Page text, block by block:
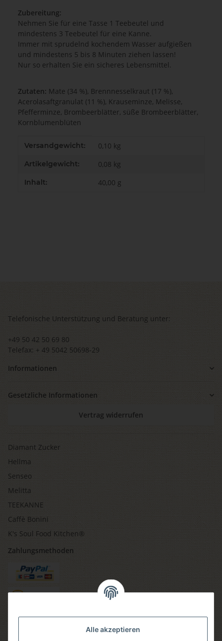
Alle akzeptieren
Zubereitung:
Nehmen Sie für eine Tasse 1 Teebeutel und
mindestens 3 Teebeutel für eine Kanne.
Immer mit sprudelnd kochendem Wasser aufgießen
und mindestens 5 bis 8 Minuten ziehen lassen!
Nur so erhalten Sie ein sicheres Lebensmittel.
Zutaten: Mate (34 %), Brennnesselkraut (17 %),
Acerolasaftgranulat (11 %), Krauseminze, Melisse,
Pfefferminze, Brombeerblätter, süße Brombeerblätter,
Kornblumenblüten
Produkteigenschaft
Wert
Versandgewicht: 0,10 kg
Artikelgewicht: 0,08 kg
Inhalt: 40,00 g
Telefonische Unterstützung und Beratung unter:
+49 50 42 50 69 80
Telefax: + 49 5042 50698-29
Informationen
Gesetzliche Informationen
Vertrag widerrufen
Diamant Zucker
Hellma
Senseo
Melitta
TEEKANNE
Caffè Bonini
K's Soul Food Kitchen®
Zahlungsmethoden
Versandmethoden